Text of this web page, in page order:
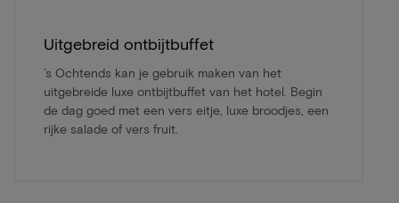
Uitgebreid ontbijtbuffet
’s Ochtends kan je gebruik maken van het
uitgebreide luxe ontbijtbuffet van het hotel. Begin
de dag goed met een vers eitje, luxe broodjes, een
rijke salade of vers fruit.